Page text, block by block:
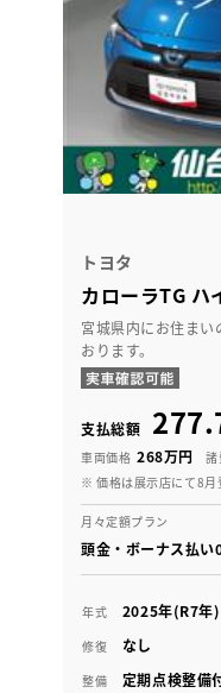
トヨタ
カローラTG ハ
宮城県内にお住ま
おります。
支払総額
車両価格 268万円 諸
※ 価格は展示店にて8月
月々定額プラン
頭金・ボーナス払
年式 2025年(R7年)
修復 なし
整備 定期点検整備